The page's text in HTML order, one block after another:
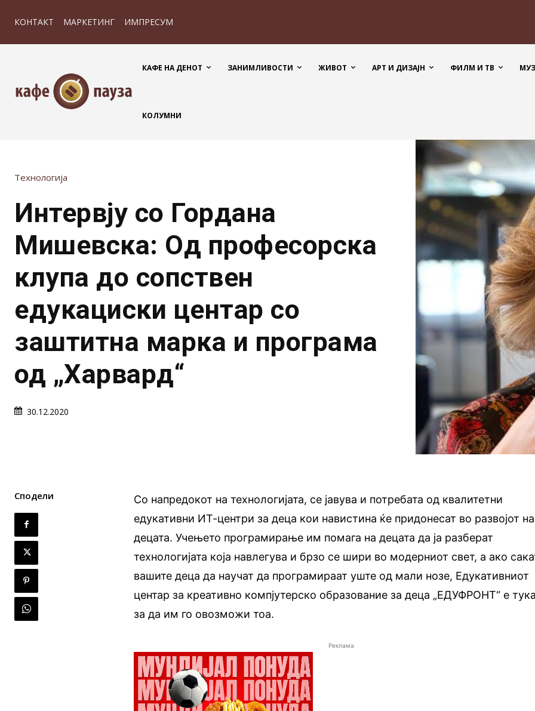
КОНТАКТ МАРКЕТИНГ ИМПРЕСУМ
КАФЕ НА ДЕНОТ ЗАНИМЛИВОСТИ ЖИВОТ АРТ И ДИЗАЈН ФИЛМ И ТВ
КОЛУМНИ
Технологија
Интервју со Гордана
Мишевска: Од професорска
клупа до сопствен
едукациски центар со
заштитна марка и програма
од „Харвард“
30.12.2020
Сподели
Со напредокот на технологијата, се јавува и потребата од квалитетни
едукативни ИТ-центри за деца кои навистина ќе придонесат во развојот на
децата. Учењето програмирање им помага на децата да ја разберат
технологијата која навлегува и брзо се шири во модерниот свет, а ако
вашите деца да научат да програмираат уште од мали нозе, Едукативниот
центар за креативно компјутерско образование за деца „ЕДУФРОНТ“ е тука
за да им го овозможи тоа.
Реклама